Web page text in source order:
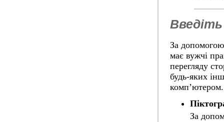
За допомогою
має вужчі
перегляду
будь-яких
комп’ютером.
За